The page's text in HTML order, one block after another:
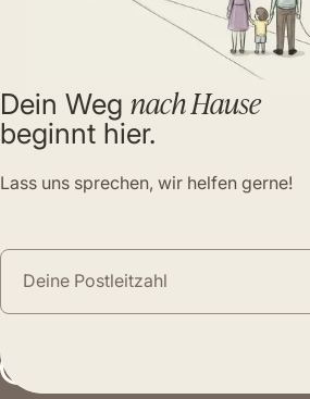
Dein Wegnach Hause
beginnt hier.
Lass uns sprechen, wir helfen gerne!